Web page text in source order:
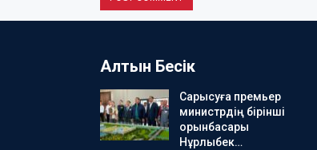
Алтын Бесік
Сарысуға премьер
министрдің бірінші
орынбасары
Нұрлыбек…